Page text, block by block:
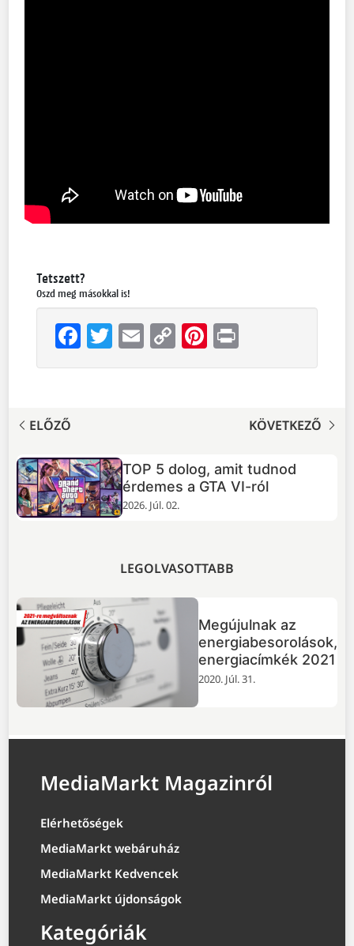
Tetszett?
Oszd meg másokkal is!
Facebook
Twitter
EmailCopy
Link
Pinterest
ELŐZŐ KÖVETKEZŐ
TOP 5 dolog, amit tudnod
érdemes a GTA VI-ról
2026. Júl. 02.
LEGOLVASOTTABB
Megújulnak az
energiabesorolások,
energiacímkék 2021
2020. Júl. 31.
MediaMarkt Magazinról
Elérhetőségek
MediaMarkt webáruház
MediaMarkt Kedvencek
MediaMarkt újdonságok
Kategóriák